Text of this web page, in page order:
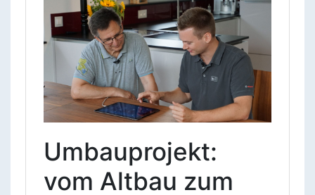
Umbauprojekt:
vom Altbau zum